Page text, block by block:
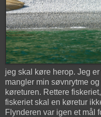
jeg skal køre herop. Jeg
mangler min søvnrytme
køreturen. Rettere
fiskeriet skal en køretur
Flynderen var igen et mål